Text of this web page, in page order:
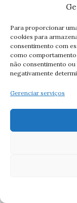
Para proporcionar
cookies para
consentimento com
como comportamento
não consentimento
negativamente
Gerenciar serviços
sinceridade do
pode rezar
ou estabelecer
horário fixo,
2. A oração
Não. A oração
poderoso, mas
substituir o
através da fé e
3. Qual o